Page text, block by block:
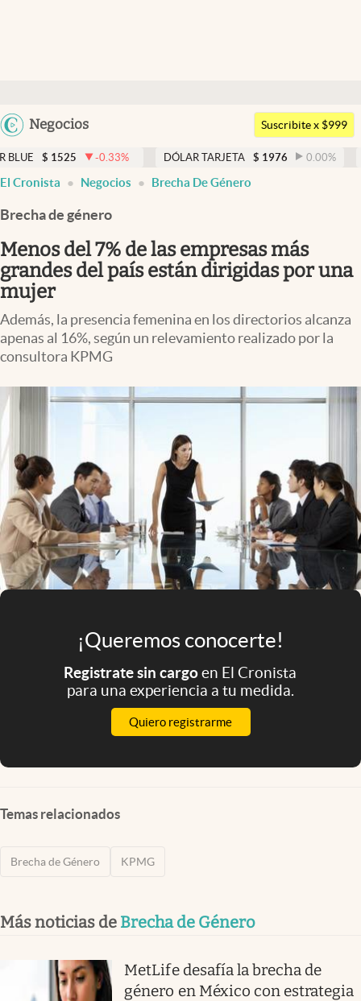
Argentina
Uruguay
Negocios
Members
Economía y Política
Finanzas y Mercados
Mercados Online
Negocios
Columnistas
Apertura
Clase
Mundial 2026
Eventos Corporativos
El Cronista Studio
Mediakit
abre en nueva pestaña
Suscribite x $999
-0.33% DÓLAR TARJETA $ 1976 0.00 % DÓLAR MEP
El Cronista Negocios Brecha De Género
Brecha de género
Menos del 7% de las empresas más
grandes del país están dirigidas por una
mujer
Además, la presencia femenina en los directorios alcanza
apenas al 16%, según un relevamiento realizado por la
consultora KPMG
¡Queremos conocerte!
Registrate sin cargoen El Cronista
para una experiencia a tu medida.
Quiero registrarme
Temas relacionados
Brecha de Género KPMG
Más noticias de Brecha de Género
MetLife desafía la brecha de
género en México con estrategia